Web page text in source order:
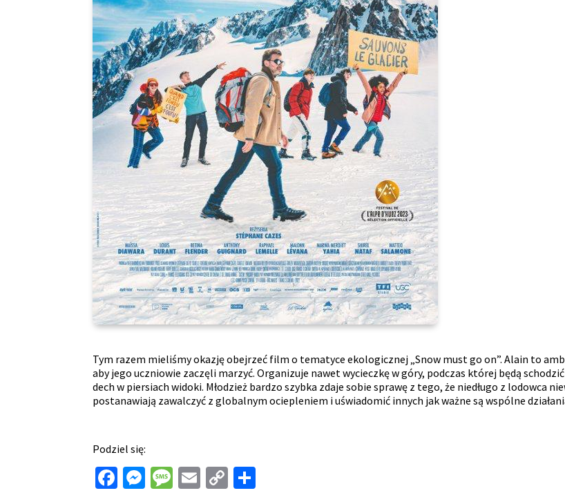
Tym razem mieliśmy okazję obejrzeć film o tematyce ekologicznej „Snow must go on”. Alain to
aby jego uczniowie zaczęli marzyć. Organizuje nawet wycieczkę w góry, podczas której będą
dech w piersiach widoki. Młodzież bardzo szybka zdaje sobie sprawę z tego, że niedługo z lodowca
postanawiają zawalczyć z globalnym ociepleniem i uświadomić innych jak ważne są wspólne
Podziel się:
Facebook
Messenger
Message
Email
Copy